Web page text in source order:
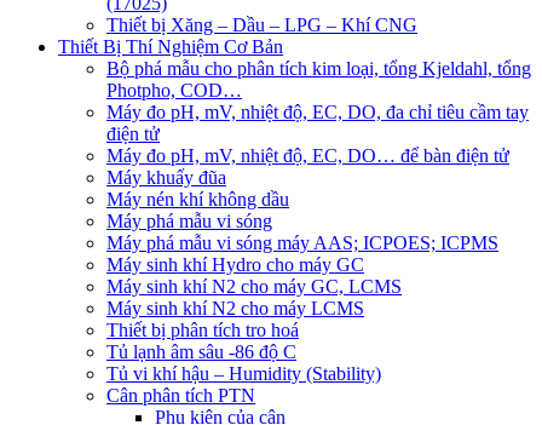
Thiết bị Xăng – Dầu – LPG – Khí CNG
Thiết Bị Thí Nghiệm Cơ Bản
Bộ phá mẫu cho phân tích kim loại, tổng Kjeldahl, tổng
Photpho, COD…
Máy đo pH, mV, nhiệt độ, EC, DO, đa chỉ tiêu cầm tay
điện tử
Máy đo pH, mV, nhiệt độ, EC, DO… để bàn điện tử
Máy khuấy đũa
Máy nén khí không dầu
Máy phá mẫu vi sóng
Máy phá mẫu vi sóng máy AAS; ICPOES; ICPMS
Máy sinh khí Hydro cho máy GC
Máy sinh khí N2 cho máy GC, LCMS
Máy sinh khí N2 cho máy LCMS
Thiết bị phân tích tro hoá
Tủ lạnh âm sâu -86 độ C
Tủ vi khí hậu – Humidity (Stability)
Cân phân tích PTN
Phụ kiện của cân